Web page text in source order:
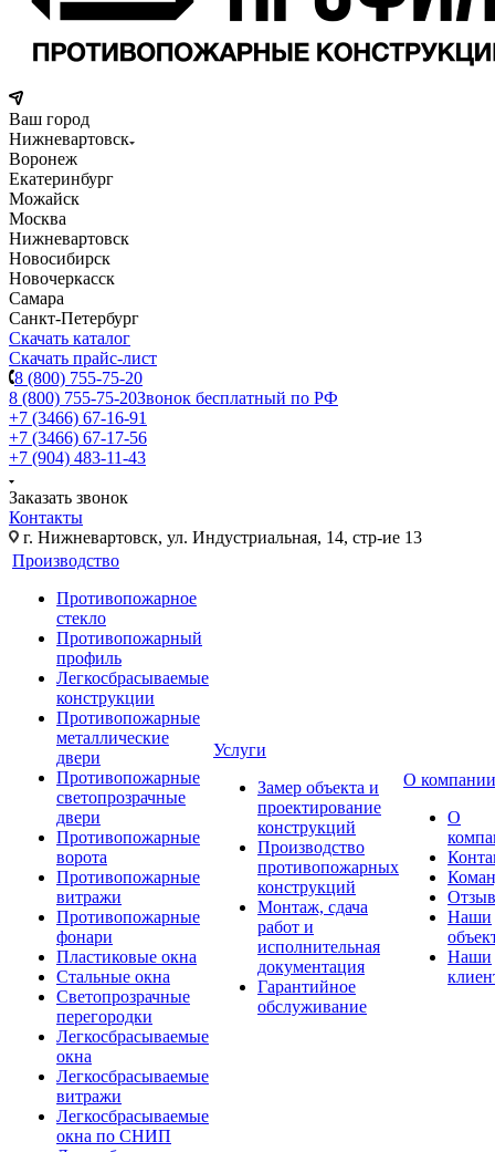
Ваш город
Нижневартовск
Воронеж
Екатеринбург
Можайск
Москва
Нижневартовск
Новосибирск
Новочеркасск
Самара
Санкт-Петербург
Скачать каталог
Скачать прайс-лист
8 (800) 755-75-20
8 (800) 755-75-20Звонок бесплатный по РФ
+7 (3466) 67-16-91
+7 (3466) 67-17-56
+7 (904) 483-11-43
Заказать звонок
Контакты
г. Нижневартовск, ул. Индустриальная, 14, стр-ие 13
Производство
Противопожарное
стекло
Противопожарный
профиль
Легкосбрасываемые
конструкции
Противопожарные
металлические
двери
Противопожарные
светопрозрачные
двери
Противопожарные
ворота
Противопожарные
витражи
Противопожарные
фонари
Пластиковые окна
Стальные окна
Светопрозрачные
перегородки
Легкосбрасываемые
окна
Легкосбрасываемые
витражи
Легкосбрасываемые
окна по СНИП
Услуги
Замер объекта и
проектирование
конструкций
Производство
противопожарных
конструкций
Монтаж, сдача
работ и
исполнительная
документация
Гарантийное
обслуживание
О компании
О
Наши
Наши